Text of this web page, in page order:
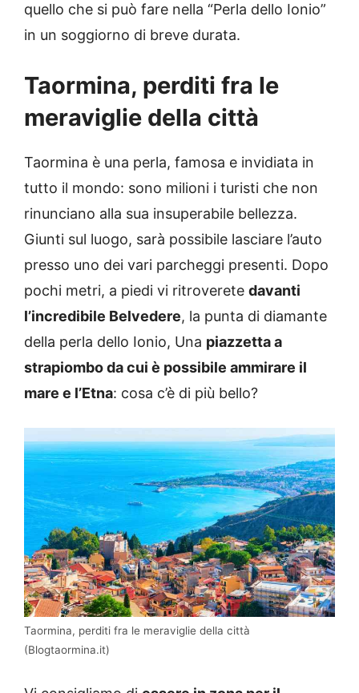
quello che si può fare nella “Perla dello Ionio”
in un soggiorno di breve durata.
Taormina, perditi fra le
meraviglie della città
Taormina è una perla, famosa e invidiata in
tutto il mondo: sono milioni i turisti che non
rinunciano alla sua insuperabile bellezza.
Giunti sul luogo, sarà possibile lasciare l’auto
presso uno dei vari parcheggi presenti. Dopo
pochi metri, a piedi vi ritroverete davanti
l’incredibile Belvedere, la punta di diamante
della perla dello Ionio, Una piazzetta a
strapiombo da cui è possibile ammirare il
mare e l’Etna: cosa c’è di più bello?
Taormina, perditi fra le meraviglie della città
(Blogtaormina.it)